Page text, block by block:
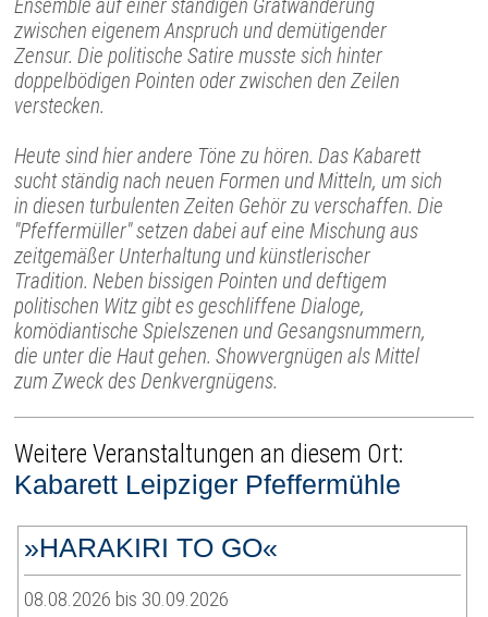
Ensemble auf einer ständigen Gratwanderung
zwischen eigenem Anspruch und demütigender
Zensur. Die politische Satire musste sich hinter
doppelbödigen Pointen oder zwischen den Zeilen
verstecken.
Heute sind hier andere Töne zu hören. Das Kabarett
sucht ständig nach neuen Formen und Mitteln, um sich
in diesen turbulenten Zeiten Gehör zu verschaffen. Die
"Pfeffermüller" setzen dabei auf eine Mischung aus
zeitgemäßer Unterhaltung und künstlerischer
Tradition. Neben bissigen Pointen und deftigem
politischen Witz gibt es geschliffene Dialoge,
komödiantische Spielszenen und Gesangsnummern,
die unter die Haut gehen. Showvergnügen als Mittel
zum Zweck des Denkvergnügens.
Weitere Veranstaltungen an diesem Ort:
Kabarett Leipziger Pfeffermühle
»HARAKIRI TO GO«
08.08.2026 bis 30.09.2026